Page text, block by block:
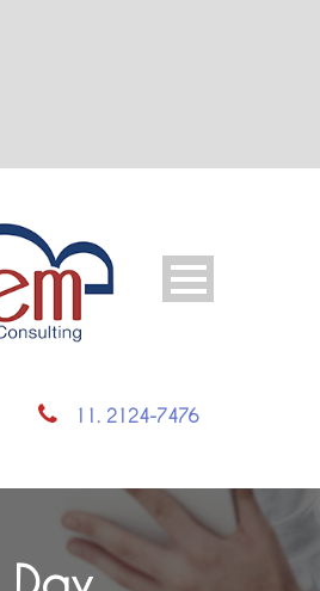
11. 2124-7476